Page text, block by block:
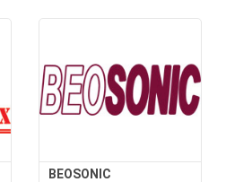
BEOSONIC